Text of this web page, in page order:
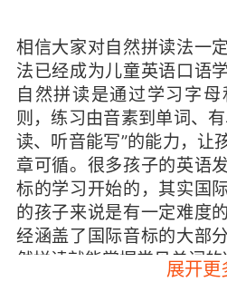
相信大家对自然拼读法一
法已经成为儿童英语口语
自然拼读是通过学习字
则，练习由音素到单词、
读、听音能写”的能力，让
章可循。很多孩子的英语
标的学习开始的，其实国
的孩子来说是有一定难度
经涵盖了国际音标的大部
然拼读就能掌握常见单词的
展开更